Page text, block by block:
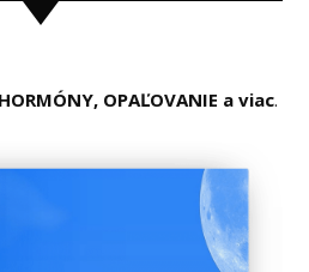
OPAĽOVANIE a viac.